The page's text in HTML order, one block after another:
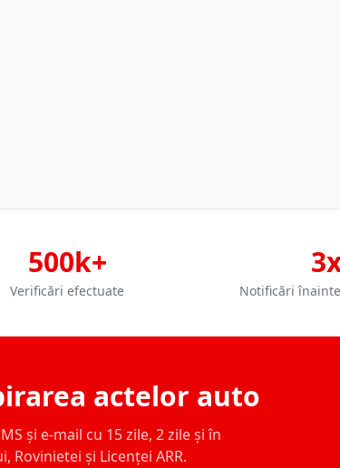
500k+
Verificări efectuate Notificări
actelor auto
și e-mail cu 15 zile, 2 zile și în
Rovinietei și Licenței ARR.